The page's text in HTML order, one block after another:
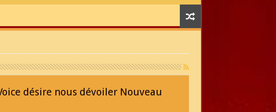
désire nous dévoiler Nouveau